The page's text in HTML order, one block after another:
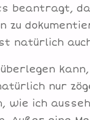
beantragt,
zu
natürlich
nur
wie ich